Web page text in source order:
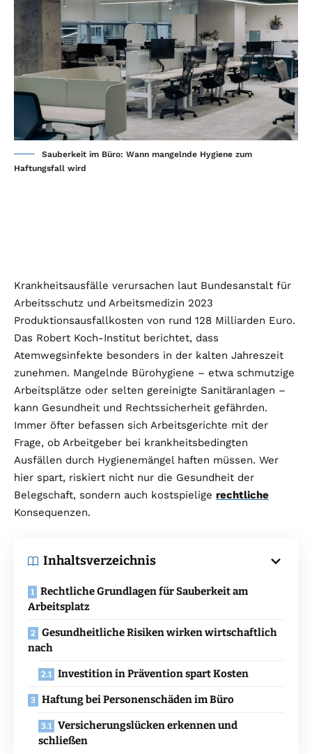
Sauberkeit im Büro: Wann mangelnde Hygiene zum
Haftungsfall wird
Krankheitsausfälle verursachen laut Bundesanstalt für
Arbeitsschutz und Arbeitsmedizin 2023
Produktionsausfallkosten von rund 128 Milliarden Euro.
Das Robert Koch-Institut berichtet, dass
Atemwegsinfekte besonders in der kalten Jahreszeit
zunehmen. Mangelnde Bürohygiene – etwa schmutzige
Arbeitsplätze oder selten gereinigte Sanitäranlagen –
kann Gesundheit und Rechtssicherheit gefährden.
Immer öfter befassen sich Arbeitsgerichte mit der
Frage, ob Arbeitgeber bei krankheitsbedingten
Ausfällen durch Hygienemängel haften müssen. Wer
hier spart, riskiert nicht nur die Gesundheit der
Belegschaft, sondern auch kostspielige rechtliche
Konsequenzen.
Inhaltsverzeichnis
Rechtliche Grundlagen für Sauberkeit am
Arbeitsplatz
Gesundheitliche Risiken wirken wirtschaftlich
nach
Investition in Prävention spart Kosten
Haftung bei Personenschäden im Büro
Versicherungslücken erkennen und
schließen